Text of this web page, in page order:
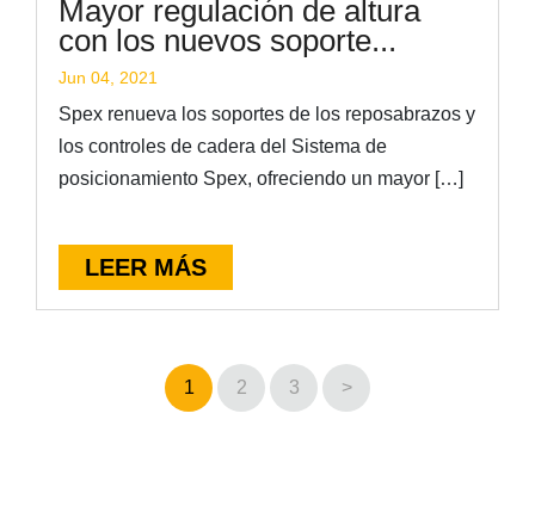
Mayor regulación de altura
con los nuevos soporte...
Jun 04, 2021
Spex renueva los soportes de los reposabrazos y
los controles de cadera del Sistema de
posicionamiento Spex, ofreciendo un mayor […]
LEER MÁS
1 2 3 >